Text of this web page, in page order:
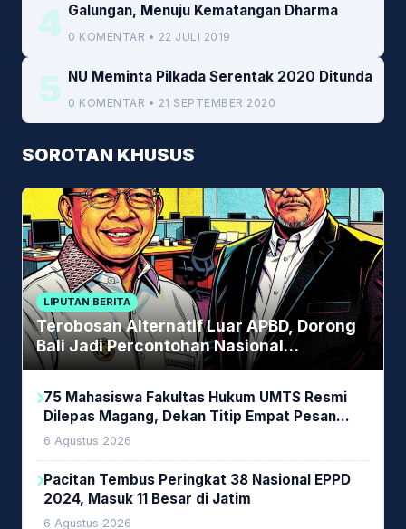
4 Galungan, Menuju Kematangan Dharma
0 KOMENTAR • 22 JULI 2019
5 NU Meminta Pilkada Serentak 2020 Ditunda
0 KOMENTAR • 21 SEPTEMBER 2020
SOROTAN KHUSUS
LIPUTAN BERITA
Terobosan Alternatif Luar APBD, Dorong
Bali Jadi Percontohan Nasional
Pembiayaan Daerah
75 Mahasiswa Fakultas Hukum UMTS Resmi
Dilepas Magang, Dekan Titip Empat Pesan
Penting
6 Agustus 2026
Pacitan Tembus Peringkat 38 Nasional EPPD
2024, Masuk 11 Besar di Jatim
6 Agustus 2026